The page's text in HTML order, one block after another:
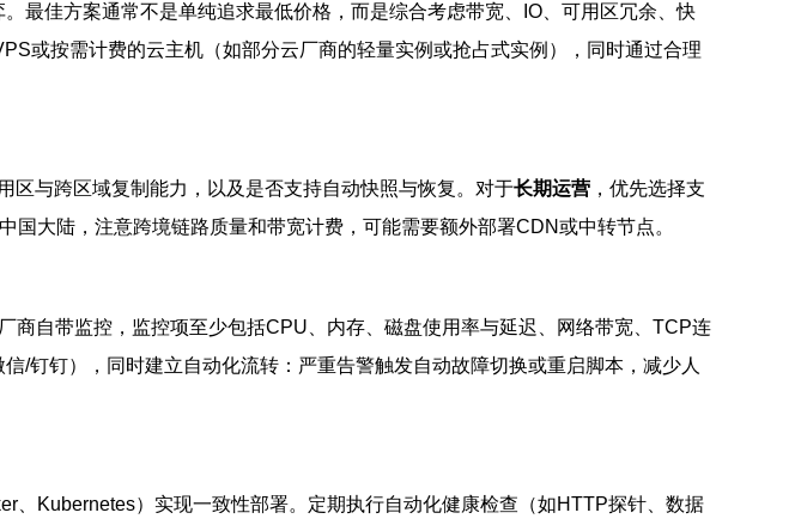
最佳方案通常不是单纯追求最低价格，而是综合考虑带宽、IO、可用区冗余、快
或按需计费的云主机（如部分云厂商的轻量实例或抢占式实例），同时通过合理
与跨区域复制能力，以及是否支持自动快照与恢复。对于长期运营 ，优先选择支
大陆，注意跨境链路质量和带宽计费，可能需要额外部署CDN或中转节点。
自带监控，监控项至少包括CPU、内存、磁盘使用率与延迟、网络带宽、TCP连
/钉钉），同时建立自动化流转：严重告警触发自动故障切换或重启脚本，减少人
Kubernetes）实现一致性部署。定期执行自动化健康检查（如HTTP探针、数据